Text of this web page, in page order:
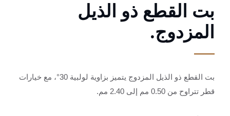
بت القطع ذو الذيل
المزدوج.
بت القطع ذو الذيل المزدوج يتميز بزاوية لولبية 30°، مع خيارات
قطر تتراوح من 0.50 مم إلى 2.40 مم.